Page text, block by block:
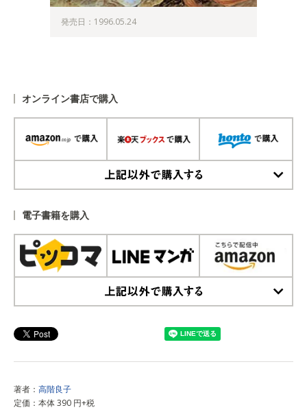
発売日：1996.05.24
オンライン書店で購入
電子書籍を購入
著者： 高階良子
定価：本体 390 円+税